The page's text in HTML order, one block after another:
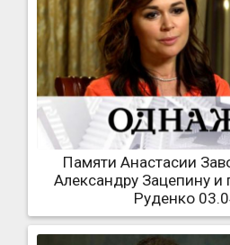
Памяти Анастасии
Александру Зацепину и
Руденко